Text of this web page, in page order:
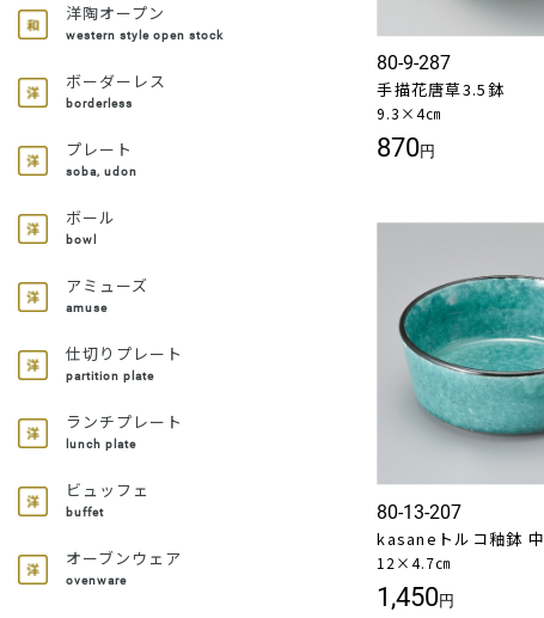
洋陶オープン
western style open stock
ボーダーレス
borderless
プレート
soba, udon
ボール
bowl
アミューズ
amuse
仕切りプレート
partition plate
ランチプレート
lunch plate
ビュッフェ
buffet
オーブンウェア
ovenware
80-9-287
手描花唐草3.5鉢
9.3×4㎝
870円
80-13-207
kasaneトルコ釉鉢 中
12×4.7㎝
1,450円